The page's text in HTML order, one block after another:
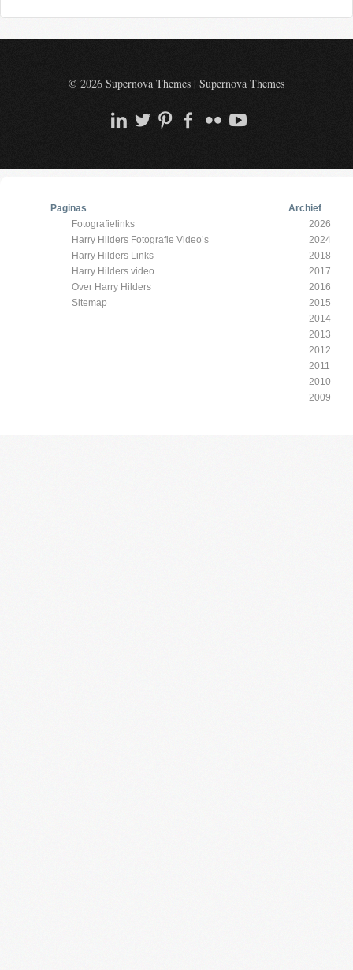
© 2026 Supernova Themes | Supernova Themes
Paginas
Fotografielinks
Harry Hilders Fotografie Video’s
Harry Hilders Links
Harry Hilders video
Over Harry Hilders
Sitemap
Archief
2026
2024
2018
2017
2016
2015
2014
2013
2012
2011
2010
2009